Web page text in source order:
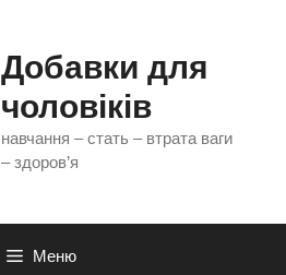
Добавки для
чоловіків
навчання – стать – втрата ваги
– здоров’я
Меню